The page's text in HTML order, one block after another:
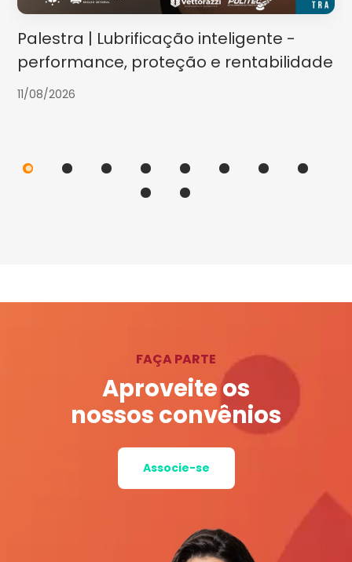
Palestra | Lubrificação inteligente -
performance, proteção e rentabilidade
11/08/2026
FAÇA PARTE
Aproveite os
nossos convênios
Associe-se